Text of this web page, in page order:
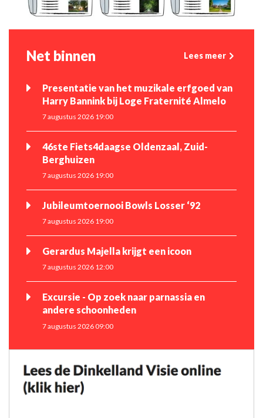
Net binnen Lees meer
Presentatie van het muzikale erfgoed van
Harry Bannink bij Loge Fraternité Almelo
7 augustus 2026 19:00
46ste Fiets4daagse Oldenzaal, Zuid-
Berghuizen
7 augustus 2026 19:00
Jubileumtoernooi Bowls Losser ‘92
7 augustus 2026 19:00
Gerardus Majella krijgt een icoon
7 augustus 2026 12:00
Excursie - Op zoek naar parnassia en
andere schoonheden
7 augustus 2026 09:00